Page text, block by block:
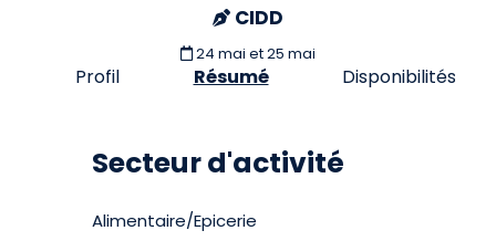
CIDD
24 mai et 25 mai
Profil Résumé Disponibilités
Secteur d'activité
Alimentaire/Epicerie